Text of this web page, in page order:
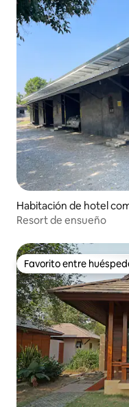
Habitación de hotel
an
Resort de ensueño
Favorito entre
Favorito entre